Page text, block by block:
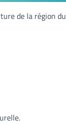
de la région du